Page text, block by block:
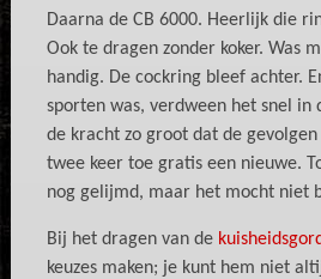
Daarna de CB 6000. Heerlijk die
Ook te dragen zonder koker. Was
handig. De cockring bleef achter.
sporten was, verdween het snel in
de kracht zo groot dat de
twee keer toe gratis een nieuwe.
nog gelijmd, maar het mocht niet
Bij het dragen van de
keuzes maken; je kunt hem niet